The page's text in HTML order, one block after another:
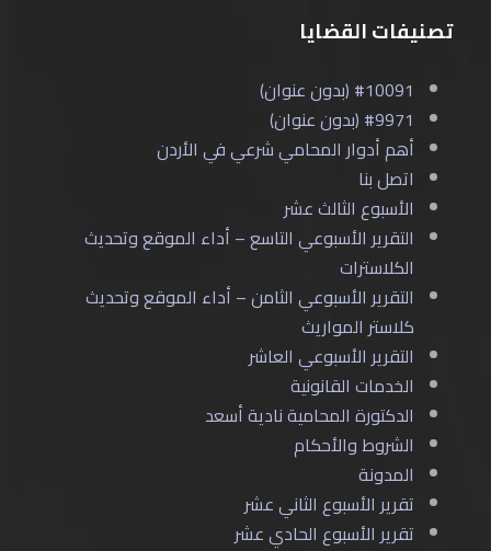
تصنيفات القضايا
#10091 (بدون عنوان)
#9971 (بدون عنوان)
أهم أدوار المحامي شرعي في الأردن
اتصل بنا
الأسبوع الثالث عشر
التقرير الأسبوعي التاسع – أداء الموقع وتحديث
الكلاسترات
التقرير الأسبوعي الثامن – أداء الموقع وتحديث
كلاستر المواريث
التقرير الأسبوعي العاشر
الخدمات القانونية
الدكتورة المحامية نادية أسعد
الشروط والأحكام
المدونة
تقرير الأسبوع الثاني عشر
تقرير الأسبوع الحادي عشر